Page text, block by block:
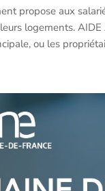
propose aux
logements.
ou les